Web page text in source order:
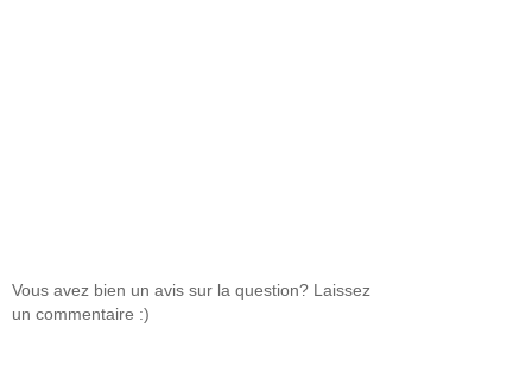
Vous avez bien un avis sur la question? Laissez
un commentaire :)